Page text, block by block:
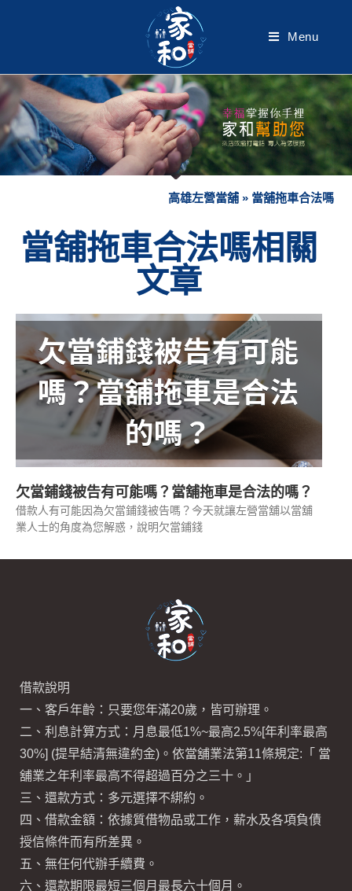
Menu
高雄左營當舖 » 當舖拖車合法嗎
當舖拖車合法嗎相關
文章
欠當鋪錢被告有可能嗎？當舖拖車是合法的嗎？
借款人有可能因為欠當鋪錢被告嗎？今天就讓左營當舖以當舖
業人士的角度為您解惑，說明欠當鋪錢
借款說明
一、客戶年齡：只要您年滿20歲，皆可辦理。
二、利息計算方式：月息最低1%~最高2.5%[年利率最高
30%] (提早結清無違約金)。依當舖業法第11條規定:「 當
舖業之年利率最高不得超過百分之三十。」
三、還款方式：多元選擇不綁約。
四、借款金額：依據質借物品或工作，薪水及各項負債
授信條件而有所差異。
五、無任何代辦手續費。
六、還款期限最短三個月最長六十個月。